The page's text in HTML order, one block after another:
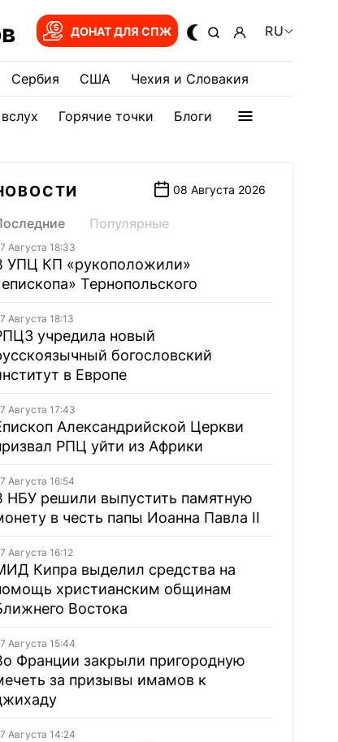
ДОНАТ ДЛЯ СПЖ RU
Сербия США Чехия и Словакия
Горячие точки Блоги
08 Августа 2026
Популярные
Августа 18:33
УПЦ КП «рукоположили»
Тернопольского
Августа 18:13
учредила новый
богословский
в Европе
Августа 17:43
Александрийской Церкви
РПЦ уйти из Африки
Августа 16:54
НБУ решили выпустить памятную
в честь папы Иоанна Павла II
Августа 16:12
Кипра выделил средства на
христианским общинам
Востока
Августа 15:44
Франции закрыли пригородную
за призывы имамов к
Августа 14:24